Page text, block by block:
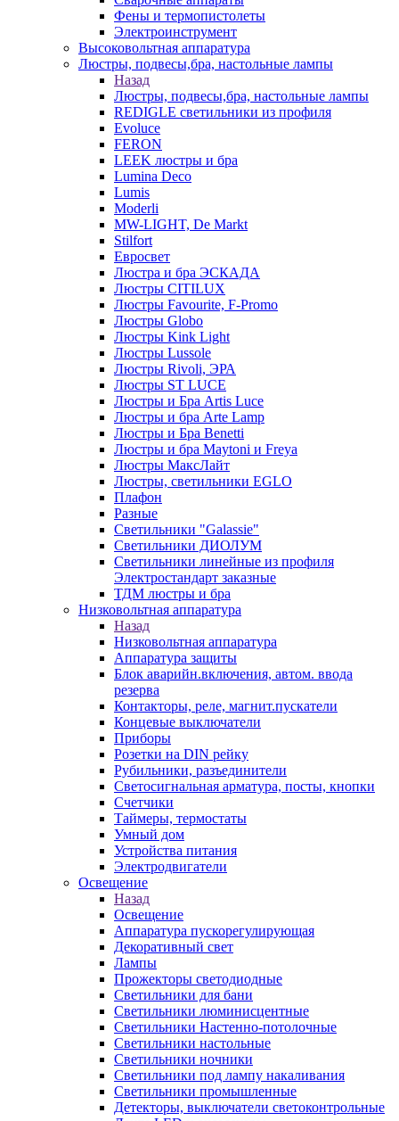
Фены и термопистолеты
Электроинструмент
Высоковольтная аппаратура
Люстры, подвесы,бра, настольные лампы
Назад
Люстры, подвесы,бра, настольные лампы
REDIGLE светильники из профиля
Evoluce
FERON
LEEK люстры и бра
Lumina Deco
Lumis
Moderli
MW-LIGHT, De Markt
Stilfort
Евросвет
Люстра и бра ЭСКАДА
Люстры CITILUX
Люстры Favourite, F-Promo
Люстры Globo
Люстры Kink Light
Люстры Lussole
Люстры Rivoli, ЭРА
Люстры ST LUCE
Люстры и Бра Artis Luce
Люстры и бра Arte Lamp
Люстры и Бра Benetti
Люстры и бра Maytoni и Freya
Люстры МаксЛайт
Люстры, светильники EGLO
Плафон
Разные
Светильники "Galassie"
Светильники ДИОЛУМ
Светильники линейные из профиля
Электростандарт заказные
ТДМ люстры и бра
Низковольтная аппаратура
Назад
Низковольтная аппаратура
Аппаратура защиты
Блок аварийн.включения, автом. ввода
резерва
Контакторы, реле, магнит.пускатели
Концевые выключатели
Приборы
Розетки на DIN рейку
Рубильники, разъединители
Светосигнальная арматура, посты, кнопки
Счетчики
Таймеры, термостаты
Умный дом
Устройства питания
Электродвигатели
Освещение
Назад
Освещение
Аппаратура пускорегулирующая
Декоративный свет
Лампы
Прожекторы светодиодные
Светильники для бани
Светильники люминисцентные
Светильники Настенно-потолочные
Светильники настольные
Светильники ночники
Светильники под лампу накаливания
Светильники промышленные
Детекторы, выключатели светоконтрольные